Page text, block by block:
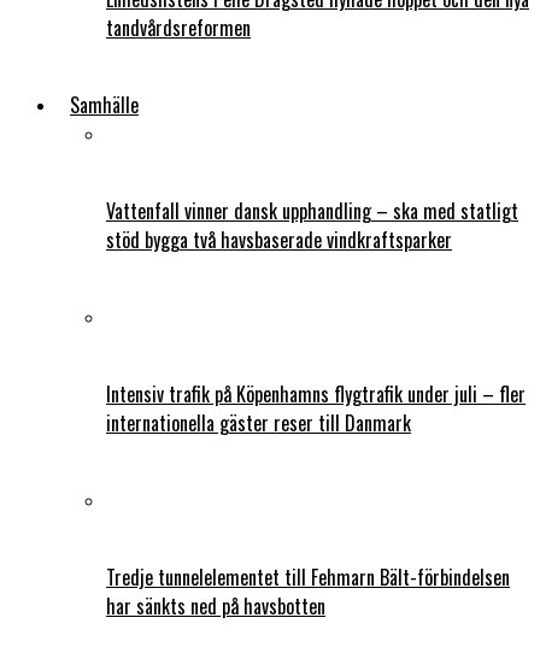
tandvårdsreformen
Samhälle
Vattenfall vinner dansk upphandling – ska med statligt
stöd bygga två havsbaserade vindkraftsparker
Intensiv trafik på Köpenhamns flygtrafik under juli – fler
internationella gäster reser till Danmark
Tredje tunnelelementet till Fehmarn Bält-förbindelsen
har sänkts ned på havsbotten